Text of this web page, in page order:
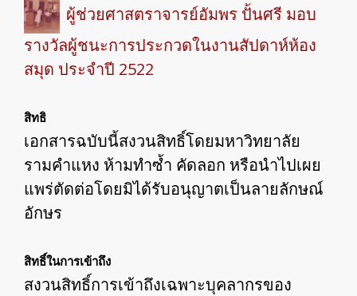
ผู้ช่วยศาสตราจารย์อัมพร ปั้นศรี มอบ
รางวัลผู้ชนะการประกวดในงานสัปดาห์ห้อง
สมุด ประจำปี 2522
สิทธิ
เอกสารฉบับนี้สงวนสิทธิ์โดยมหาวิทยาลัย
รามคำแหง ห้ามทำซ้ำ คัดลอก หรือนำไปเผย
แพร่ตัดต่อโดยมิได้รับอนุญาตเป็นลายลักษณ์
อักษร
สิทธิ์ในการเข้าถึง
สงวนสิทธิ์การเข้าถึงเฉพาะบุคลากรของ